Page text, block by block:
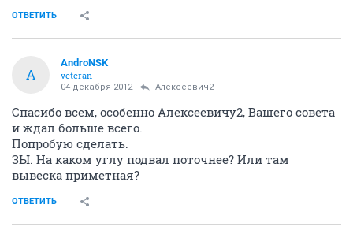
ОТВЕТИТЬ
A
AndroNSK
veteran
04 декабря 2012 Алексеевич2
Спасибо всем, особенно Алексеевичу2, Вашего совета
и ждал больше всего.
Попробую сделать.
ЗЫ. На каком углу подвал поточнее? Или там
вывеска приметная?
ОТВЕТИТЬ